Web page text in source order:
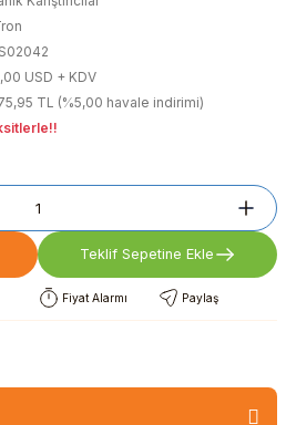
USD + KDV
TL (%5,00 havale indirimi)
Teklif Sepetine Ekle
Fiyat Alarmı Paylaş